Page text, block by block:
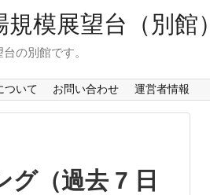
模展望台（別館）
の別館です。
ついて お問い合わせ 運営者情報
グ（過去 7 日